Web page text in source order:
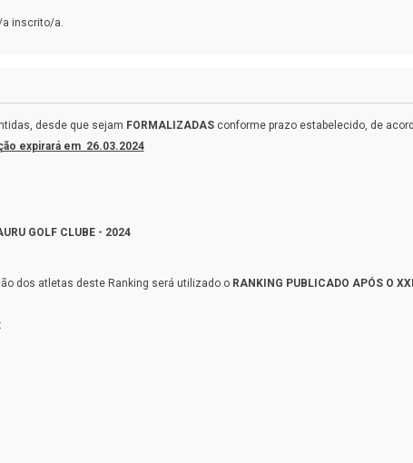
a inscrito/a.
desde que sejam FORMALIZADAS conforme prazo estabelecido, de
expirará em 26.03.2024
GOLF CLUBE - 2024
dos atletas deste Ranking será utilizado o RANKING PUBLICADO APÓS O